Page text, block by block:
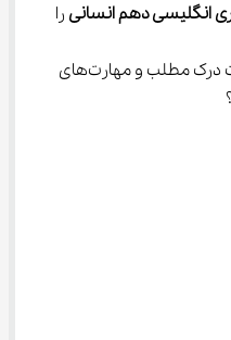
انگلیسی دهم انسانی را
چه روش‌هایی برای تقویت درک مطلب و مهارت‌های